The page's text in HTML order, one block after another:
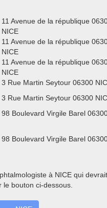
11 Avenue de la république
NICE
11 Avenue de la république
NICE
11 Avenue de la république
NICE
3 Rue Martin Seytour 06300
3 Rue Martin Seytour 06300
98 Boulevard Virgile Barel
98 Boulevard Virgile Barel
à NICE qui
bouton ci-dessous.